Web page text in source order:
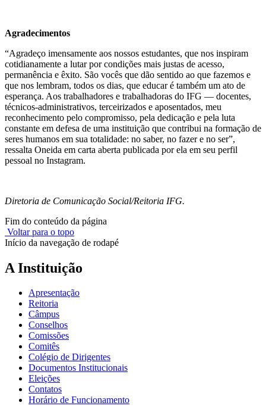
Agradecimentos
“Agradeço imensamente aos nossos estudantes, que nos inspiram
cotidianamente a lutar por condições mais justas de acesso,
permanência e êxito. São vocês que dão sentido ao que fazemos e
que nos lembram, todos os dias, que educar é também um ato de
esperança. Aos trabalhadores e trabalhadoras do IFG — docentes,
técnicos-administrativos, terceirizados e aposentados, meu
reconhecimento pelo compromisso, pela dedicação e pela luta
constante em defesa de uma instituição que contribui na formação de
seres humanos em sua totalidade: no saber, no fazer e no ser”,
ressalta Oneida em carta aberta publicada por ela em seu perfil
pessoal no Instagram.
Diretoria de Comunicação Social/Reitoria IFG.
Fim do conteúdo da página
Voltar para o topo
Início da navegação de rodapé
A Instituição
Apresentação
Reitoria
Câmpus
Conselhos
Comissões
Comitês
Colégio de Dirigentes
Documentos Institucionais
Eleições
Contatos
Horário de Funcionamento